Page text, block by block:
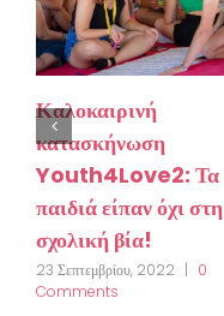
Καλοκαιρινή
κατασκήνωση
Youth4Love2: Τα
παιδιά είπαν όχι στη
σχολική βία!
23 Σεπτεμβρίου, 2022 | 0
Comments